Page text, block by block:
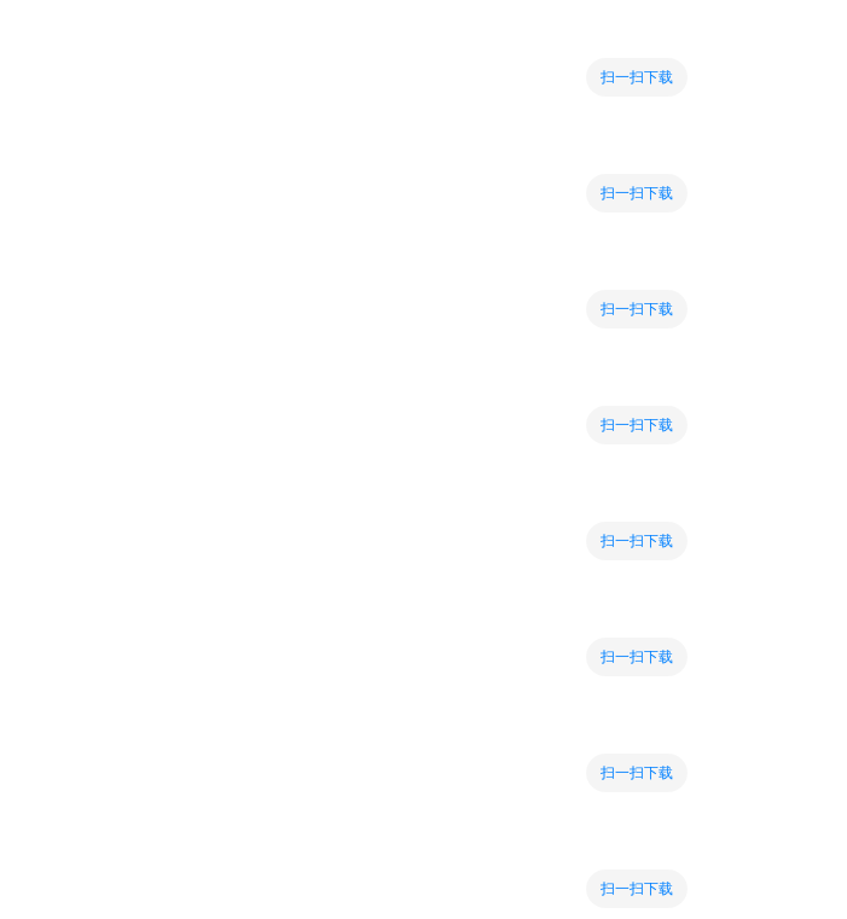
扫一扫下载
扫一扫下载
扫一扫下载
扫一扫下载
扫一扫下载
扫一扫下载
扫一扫下载
扫一扫下载